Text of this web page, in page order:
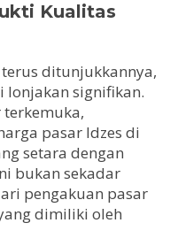
Kualitas
ditunjukkannya,
lonjakan signifikan.
pasar Idzes di
setara dengan
bukan sekadar
pengakuan pasar
dimiliki oleh